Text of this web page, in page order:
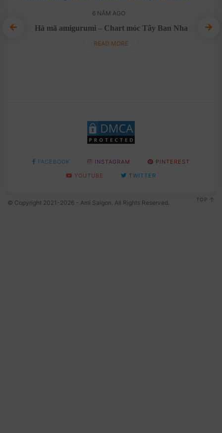
6 NĂM AGO
Hà mã amigurumi – Chart móc Tây Ban Nha
READ MORE
FACEBOOK INSTAGRAM
PINTEREST
YOUTUBE
TWITTER
© Copyright 2021-2026 - Ami Saigon. All Rights Reserved. TOP